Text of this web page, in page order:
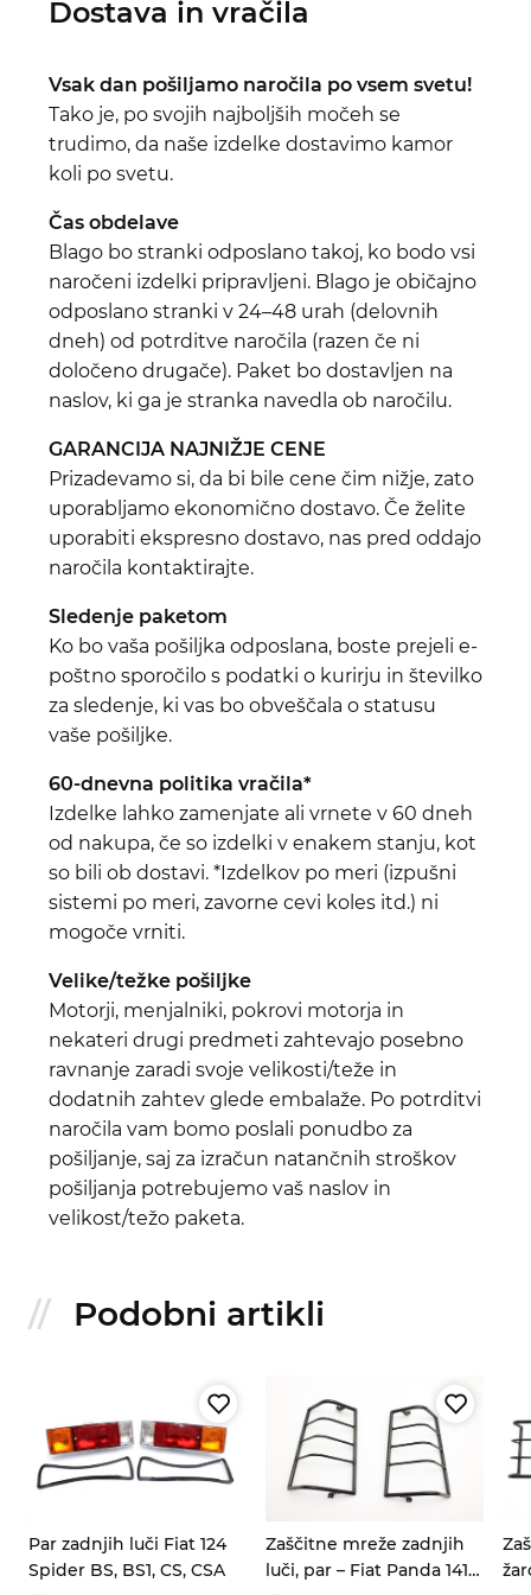
Dostava in vračila
Vsak dan pošiljamo naročila po vsem svetu!
Tako je, po svojih najboljših močeh se
trudimo, da naše izdelke dostavimo kamor
koli po svetu.
Čas obdelave
Blago bo stranki odposlano takoj, ko bodo vsi
naročeni izdelki pripravljeni. Blago je običajno
odposlano stranki v 24–48 urah (delovnih
dneh) od potrditve naročila (razen če ni
določeno drugače). Paket bo dostavljen na
naslov, ki ga je stranka navedla ob naročilu.
GARANCIJA NAJNIŽJE CENE
Prizadevamo si, da bi bile cene čim nižje, zato
uporabljamo ekonomično dostavo. Če želite
uporabiti ekspresno dostavo, nas pred oddajo
naročila kontaktirajte.
Sledenje paketom
Ko bo vaša pošiljka odposlana, boste prejeli e-
poštno sporočilo s podatki o kurirju in številko
za sledenje, ki vas bo obveščala o statusu
vaše pošiljke.
60-dnevna politika vračila*
Izdelke lahko zamenjate ali vrnete v 60 dneh
od nakupa, če so izdelki v enakem stanju, kot
so bili ob dostavi. *Izdelkov po meri (izpušni
sistemi po meri, zavorne cevi koles itd.) ni
mogoče vrniti.
Velike/težke pošiljke
Motorji, menjalniki, pokrovi motorja in
nekateri drugi predmeti zahtevajo posebno
ravnanje zaradi svoje velikosti/teže in
dodatnih zahtev glede embalaže. Po potrditvi
naročila vam bomo poslali ponudbo za
pošiljanje, saj za izračun natančnih stroškov
pošiljanja potrebujemo vaš naslov in
velikost/težo paketa.
Podobni artikli
Par zadnjih luči Fiat 124
Spider BS, BS1, CS, CSA
Zaščitne mreže zadnjih
luči, par – Fiat Panda 141